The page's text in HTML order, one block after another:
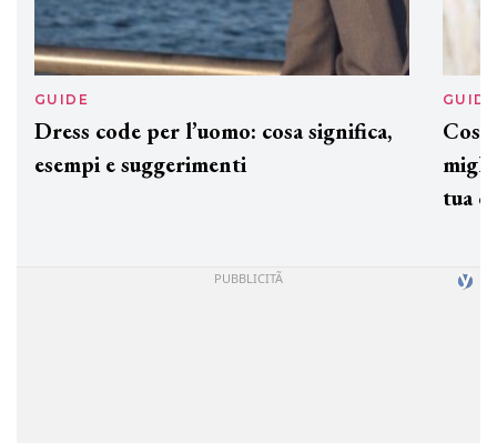
GUIDE
Dress code per l’uomo: cosa significa,
esempi e suggerimenti
GUIDE
tua